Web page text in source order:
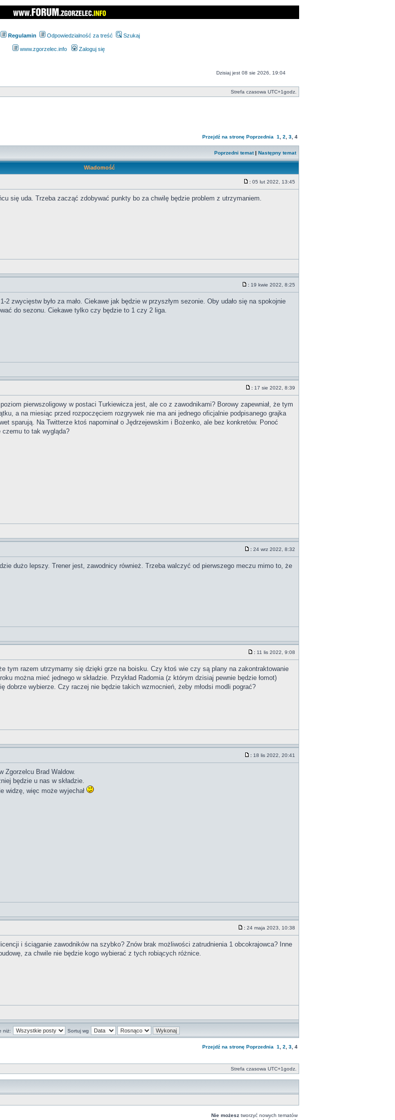
Regulamin Odpowiedzialność za treść Szukaj
www.zgorzelec.info Zaloguj się
Dzisiaj jest 08 sie 2026, 19:04
Strefa czasowa UTC+1godz.
Przejdź na stronę Poprzednia 1 2 3 4
Poprzedni temat| Następny temat
Wiadomość
: 05 lut 2022, 13:45
się uda. Trzeba zacząć zdobywać punkty bo za chwilę będzie problem z utrzymaniem.
: 19 kwie 2022, 8:25
2 zwycięstw było za mało. Ciekawe jak będzie w przyszłym sezonie. Oby udało się na spokojnie
do sezonu. Ciekawe tylko czy będzie to 1 czy 2 liga.
: 17 sie 2022, 8:39
pierwszoligowy w postaci Turkiewicza jest, ale co z zawodnikami? Borowy zapewniał, że tym
a na miesiąc przed rozpoczęciem rozgrywek nie ma ani jednego oficjalnie podpisanego grajka
sparują. Na Twitterze ktoś napominał o Jędrzejewskim i Bożenko, ale bez konkretów. Ponoć
czemu to tak wygląda?
: 24 wrz 2022, 8:32
dużo lepszy. Trener jest, zawodnicy również. Trzeba walczyć od pierwszego meczu mimo to, że
: 11 lis 2022, 9:08
tym razem utrzymamy się dzięki grze na boisku. Czy ktoś wie czy są plany na zakontraktowanie
można mieć jednego w składzie. Przykład Radomia (z którym dzisiaj pewnie będzie łomot)
dobrze wybierze. Czy raczej nie będzie takich wzmocnień, żeby młodsi modli pograć?
: 18 lis 2022, 20:41
Zgorzelcu Brad Waldow.
będzie u nas w składzie.
widzę, więc może wyjechał
: 24 maja 2023, 10:38
i ściąganie zawodników na szybko? Znów brak możliwości zatrudnienia 1 obcokrajowca? Inne
za chwile nie będzie kogo wybierać z tych robiących różnice.
niż: Sortuj wg
Przejdź na stronę Poprzednia 1 2 3 4
Strefa czasowa UTC+1godz.
Nie możesz tworzyć nowych tematów